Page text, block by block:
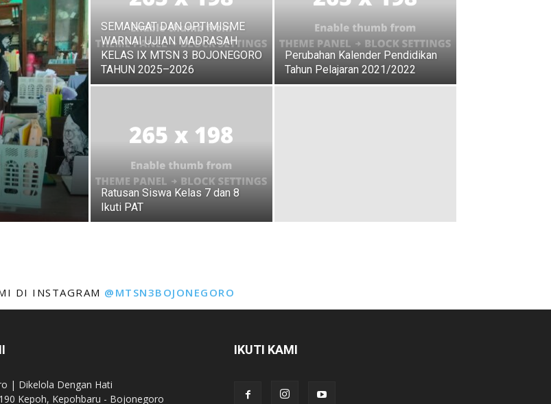
SEMANGAT DAN OPTIMISME
WARNAI UJIAN MADRASAH
KELAS IX MTSN 3 BOJONEGORO
TAHUN 2025–2026
Perubahan Kalender Pendidikan
Tahun Pelajaran 2021/2022
Ratusan Siswa Kelas 7 dan 8
Ikuti PAT
DI INSTAGRAM @MTSN3BOJONEGORO
| Dikelola Dengan Hati
Kepoh, Kepohbaru - Bojonegoro
IKUTI KAMI